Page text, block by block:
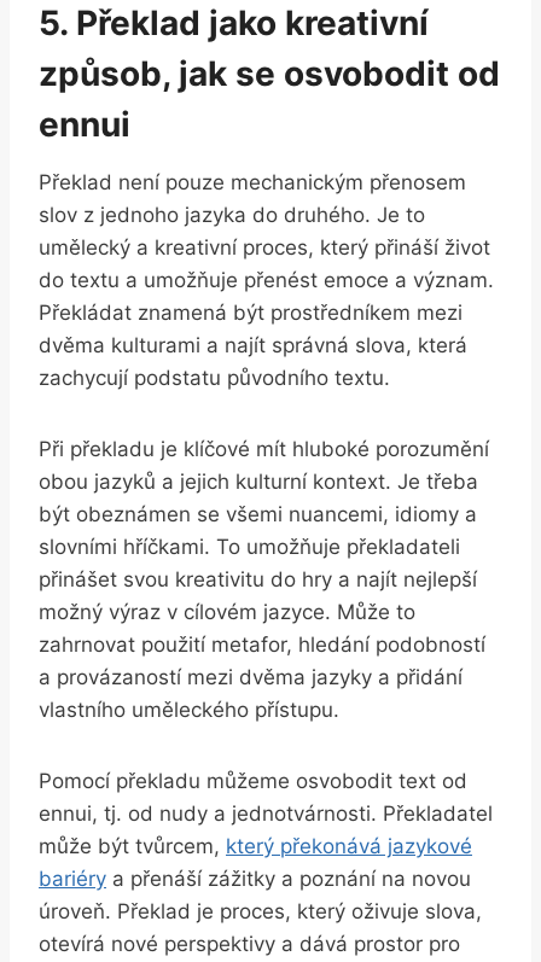
5. Překlad jako kreativní
způsob, jak se osvobodit od
ennui
Překlad není pouze mechanickým přenosem
slov z jednoho jazyka do druhého. Je to
umělecký a kreativní proces, který přináší život
do textu a umožňuje přenést emoce a význam.
Překládat znamená být prostředníkem mezi
dvěma kulturami a najít správná slova, která
zachycují podstatu původního textu.
Při překladu je klíčové mít hluboké porozumění
obou jazyků a jejich kulturní kontext. Je třeba
být obeznámen se všemi nuancemi, idiomy a
slovními hříčkami. To umožňuje překladateli
přinášet svou kreativitu do hry a najít nejlepší
možný výraz v cílovém jazyce. Může to
zahrnovat použití metafor, hledání podobností
a provázaností mezi dvěma jazyky a přidání
vlastního uměleckého přístupu.
Pomocí překladu můžeme osvobodit text od
ennui, tj. od nudy a jednotvárnosti. Překladatel
může být tvůrcem, který překonává jazykové
bariéry a přenáší zážitky a poznání na novou
úroveň. Překlad je proces, který oživuje slova,
otevírá nové perspektivy a dává prostor pro